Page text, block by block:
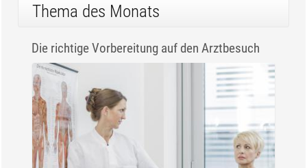
Thema des Monats
Die richtige Vorbereitung auf den Arztbesuch